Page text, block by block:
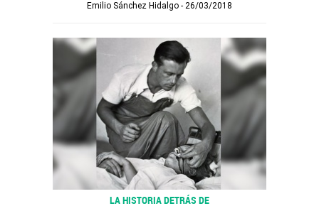
Emilio Sánchez Hidalgo 26/03/2018
LA HISTORIA DETRÁS DE